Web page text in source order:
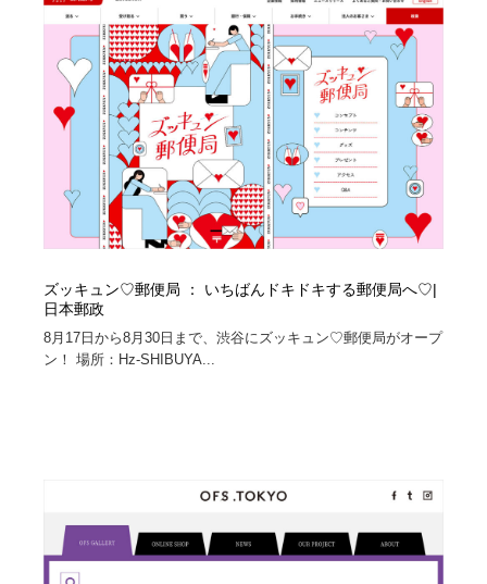
ズッキュン♡郵便局 ： いちばんドキドキする郵便局へ♡|
日本郵政
8月17日から8月30日まで、渋谷にズッキュン♡郵便局がオープ
ン！ 場所：Hz-SHIBUYA...